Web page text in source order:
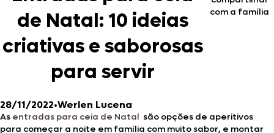
de Natal: 10 ideias
criativas e saborosas
para servir
com a família
28/11/2022•Werlen Lucena
As entradas para ceia de Natal são opções de aperitivos
para começar a noite em família com muito sabor, e montar